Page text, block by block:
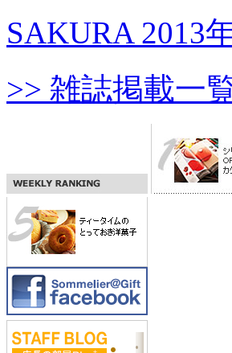
SAKURA 2013
>> 雑誌掲載一